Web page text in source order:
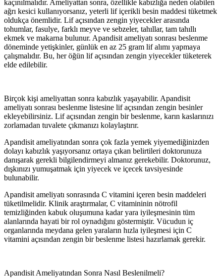
kaçınılmalıdır. Ameliyattan sonra, özellikle kabızlığa neden olabilen
ağrı kesici kullanıyorsanız, yeterli lif içerikli besin maddesi tüketmek
oldukça önemlidir. Lif açısından zengin yiyecekler arasında
tohumlar, fasulye, farklı meyve ve sebzeler, tahıllar, tam tahıllı
ekmek ve makarna bulunur. Apandisit ameliyatı sonrası beslenme
döneminde yetişkinler, günlük en az 25 gram lif alımı yapmaya
çalışmalıdır. Bu, her öğün lif açısından zengin yiyecekler tüketerek
elde edilebilir.
Birçok kişi ameliyattan sonra kabızlık yaşayabilir. Apandisit
ameliyatı sonrası beslenme listesine lif açısından zengin besinler
ekleyebilirsiniz. Lif açısından zengin bir beslenme, karın kaslarınızı
zorlamadan tuvalete çıkmanızı kolaylaştırır.
Apandisit ameliyatından sonra çok fazla yemek yiyemediğinizden
dolayı kabızlık yaşıyorsanız ortaya çıkan belirtileri doktorunuza
danışarak gerekli bilgilendirmeyi almanız gerekebilir. Doktorunuz,
dışkınızı yumuşatmak için yiyecek ve içecek tavsiyesinde
bulunabilir.
Apandisit ameliyatı sonrasında C vitamini içeren besin maddeleri
tüketilmelidir. Klinik araştırmalar, C vitamininin nötrofil
temizliğinden kabuk oluşumuna kadar yara iyileşmesinin tüm
alanlarında hayati bir rol oynadığını göstermiştir. Vücudun iç
organlarında meydana gelen yaraların hızla iyileşmesi için C
vitamini açısından zengin bir beslenme listesi hazırlamak gerekir.
Apandisit Ameliyatından Sonra Nasıl Beslenilmeli?